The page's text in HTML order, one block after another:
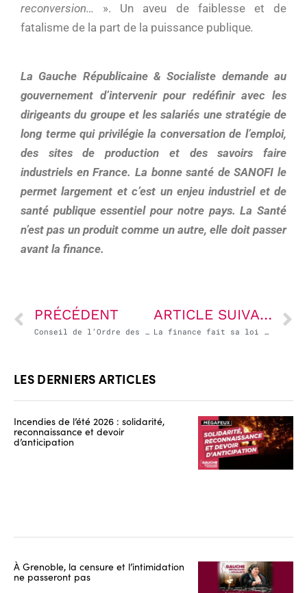
reconversion… ». Un aveu de faiblesse et de
fatalisme de la part de la puissance publique.
La Gauche Républicaine & Socialiste demande au
gouvernement d’intervenir pour redéfinir avec les
dirigeants du groupe et les salariés une stratégie de
long terme qui privilégie la conversation de l’emploi,
des sites de production et des savoirs faire
industriels en France. La bonne santé de SANOFI le
permet largement et c’est un enjeu industriel et de
santé publique essentiel pour notre pays. La Santé
n’est pas un produit comme un autre, elle doit passer
avant la finance.
PRÉCÉDENT
Conseil de l’Ordre des journalistes : une nouvelle attaque contre le pluralisme
ARTICLE SUIVANT
La finance fait sa loi chez Sanofi, avec la complicité de l’État
LES DERNIERS ARTICLES
Incendies de l’été 2026 : solidarité,
reconnaissance et devoir
d’anticipation
À Grenoble, la censure et l’intimidation
ne passeront pas